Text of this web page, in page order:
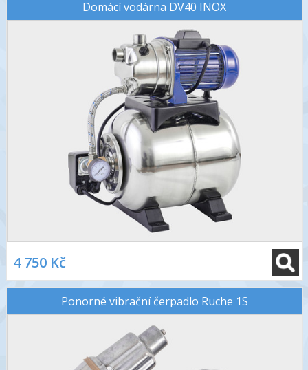
Domácí vodárna DV40 INOX
4 750 Kč
Ponorné vibrační čerpadlo Ruche 1S